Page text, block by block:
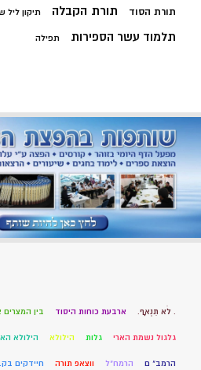
תורת הסוד תורת הקבלה תיקון ליל
תלמוד עשר הספירות תפילה
. לֹא תִנְאָף. ארבעת כוחות היסוד בין המצרים
גלגול נשמת הארי גלות הילולא הילולא
הרמב" ם הרמח"ל ווצאפ תורה חיידקים